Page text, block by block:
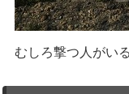
むしろ撃つ人がい